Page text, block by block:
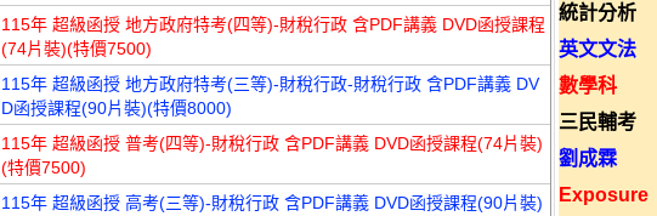
115年 超級函授 地方政府特考(四等)-財稅行政 含PDF講義 DVD函授課程
(74片裝)(特價7500)
115年 超級函授 地方政府特考(三等)-財稅行政-財稅行政 含PDF講義 DV
D函授課程(90片裝)(特價8000)
115年 超級函授 普考(四等)-財稅行政 含PDF講義 DVD函授課程(74片裝)
(特價7500)
115年 超級函授 高考(三等)-財稅行政 含PDF講義 DVD函授課程(90片裝)
統計分析
英文文法
數學科
三民輔考
劉成霖
Exposure